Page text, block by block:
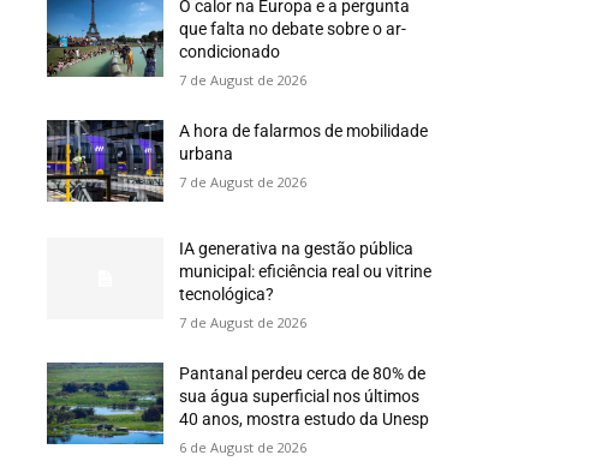
O calor na Europa e a pergunta
que falta no debate sobre o ar-
condicionado
7 de August de 2026
A hora de falarmos de mobilidade
urbana
7 de August de 2026
IA generativa na gestão pública
municipal: eficiência real ou vitrine
tecnológica?
7 de August de 2026
Pantanal perdeu cerca de 80% de
sua água superficial nos últimos
40 anos, mostra estudo da Unesp
6 de August de 2026